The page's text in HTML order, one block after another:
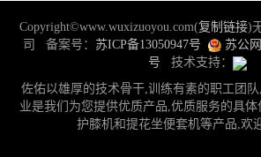
Copyright©www.wuxizuoyou.com(复制链接)
司 备案号： 苏ICP备13050947号
苏公网
号 技术支持：
佐佑以雄厚的技术骨干,训练有素的职工团
业是我们为您提供优质产品,优质服务的具
护膝机和提花坐便套机等产品,欢